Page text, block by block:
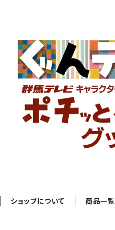
ショップについて 商品一覧